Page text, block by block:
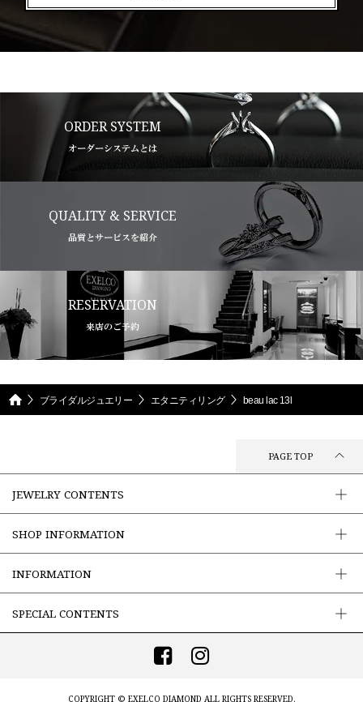
ORDER SYSTEM
オーダーシステムとは
QUALITY & SERVICE
品質とサービスを紹介
RESERVATION
来店のご予約
ブライダルジュエリー エタニティリング beau lac 13l
PAGE TOP
JEWELRY CONTENTS
SHOP INFORMATION
INFORMATION
SPECIAL CONTENTS
COPYRIGHT © EXELCO DIAMOND ALL RIGHTS RESERVED.